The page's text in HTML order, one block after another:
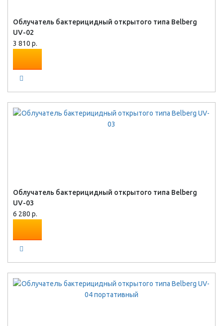
Облучатель бактерицидный открытого типа Belberg
UV-02
3 810 р.
Облучатель бактерицидный открытого типа Belberg
UV-03
6 280 р.